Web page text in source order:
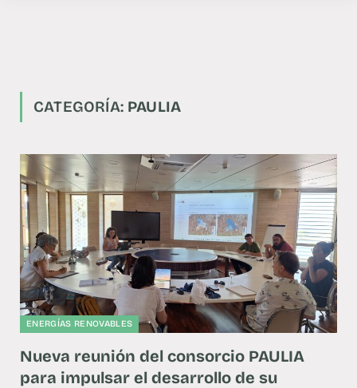
CATEGORÍA: PAULIA
ENERGÍAS RENOVABLES
Nueva reunión del consorcio PAULIA
para impulsar el desarrollo de su